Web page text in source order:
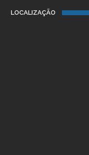
LOCALIZAÇÃO